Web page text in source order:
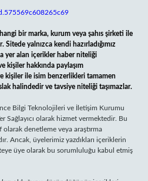
bir marka, kurum veya şahıs şirketi ile
Sitede yalnızca kendi hazırladığımız
yer alan içerikler haber niteliği
kişiler hakkında paylaşım
kişiler ile isim benzerlikleri tamamen
halindedir ve tavsiye niteliği taşımazlar.
Bilgi Teknolojileri ve İletişim Kurumu
Sağlayıcı olarak hizmet vermektedir. Bu
denetleme veya araştırma
Ancak, üyelerimiz yazdıkları içeriklerin
üye olarak bu sorumluluğu kabul etmiş